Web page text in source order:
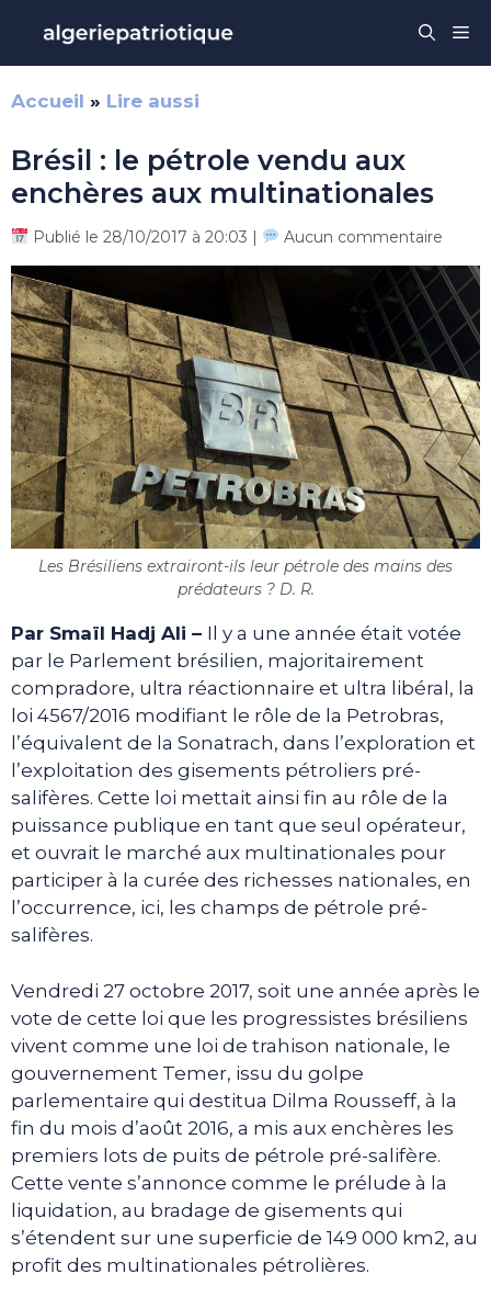
contenu
Accueil » Lire aussi
Brésil : le pétrole vendu aux
enchères aux multinationales
Publié le 28/10/2017 à 20:03 | Aucun commentaire
Les Brésiliens extrairont-ils leur pétrole des mains des
prédateurs ? D. R.
Par Smaïl Hadj Ali – Il y a une année était votée
par le Parlement brésilien, majoritairement
compradore, ultra réactionnaire et ultra libéral, la
loi 4567/2016 modifiant le rôle de la Petrobras,
l’équivalent de la Sonatrach, dans l’exploration et
l’exploitation des gisements pétroliers pré-
salifères. Cette loi mettait ainsi fin au rôle de la
puissance publique en tant que seul opérateur,
et ouvrait le marché aux multinationales pour
participer à la curée des richesses nationales, en
l’occurrence, ici, les champs de pétrole pré-
salifères.
Vendredi 27 octobre 2017, soit une année après le
vote de cette loi que les progressistes brésiliens
vivent comme une loi de trahison nationale, le
gouvernement Temer, issu du golpe
parlementaire qui destitua Dilma Rousseff, à la
fin du mois d’août 2016, a mis aux enchères les
premiers lots de puits de pétrole pré-salifère.
Cette vente s’annonce comme le prélude à la
liquidation, au bradage de gisements qui
s’étendent sur une superficie de 149 000 km2, au
profit des multinationales pétrolières.